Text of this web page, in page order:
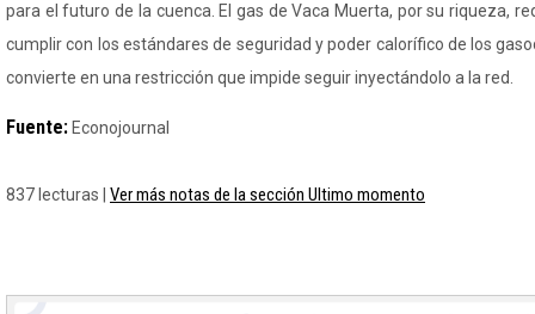
para el futuro de la cuenca. El gas de Vaca Muerta, por su riqueza,
cumplir con los estándares de seguridad y poder calorífico de los
convierte en una restricción que impide seguir inyectándolo a la red.
Fuente: Econojournal
837 lecturas | Ver más notas de la sección Ultimo momento